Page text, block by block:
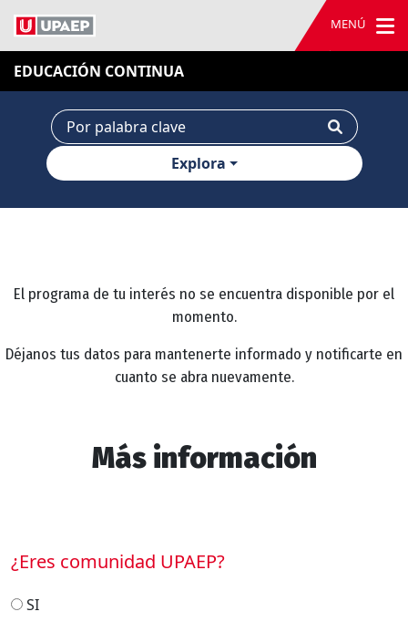
MENÚ
EDUCACIÓN CONTINUA
Explora
El programa de tu interés no se encuentra disponible por el
momento.
Déjanos tus datos para mantenerte informado y notificarte en
cuanto se abra nuevamente.
Más información
¿Eres comunidad UPAEP?
SI